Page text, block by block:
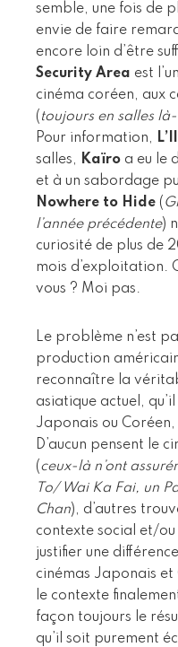
semble, une fois de
envie de faire
encore loin d’être
Security Area est
cinéma coréen, aux
( toujours en salles
Pour information,
salles,
Kaïro a eu le
et à un sabordage
Nowhere to Hide (
l’année précédente)
curiosité de plus de
mois d’exploitation.
vous ? Moi pas.
Le problème n’est
production
reconnaître la
asiatique actuel,
Japonais ou
D’aucun pensent le
(ceux-là n’ont
To/ Wai Ka Fai, un
Chan), d’autres
contexte social et/
justifier une
cinémas Japonais
le contexte
façon toujours le
qu’il soit purement